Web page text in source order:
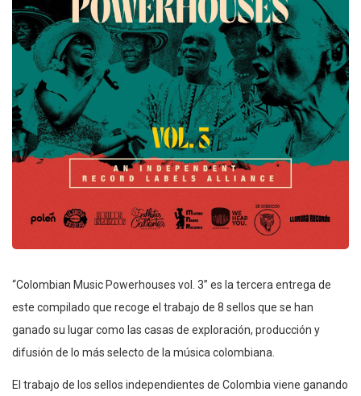
“Colombian Music Powerhouses vol. 3” es la tercera entrega de
este compilado que recoge el trabajo de 8 sellos que se han
ganado su lugar como las casas de exploración, producción y
difusión de lo más selecto de la música colombiana.
El trabajo de los sellos independientes de Colombia viene ganando